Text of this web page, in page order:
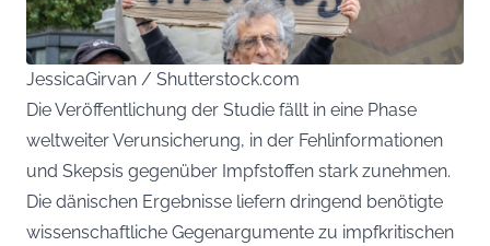
JessicaGirvan / Shutterstock.com
Die Veröffentlichung der Studie fällt in eine Phase
weltweiter Verunsicherung, in der Fehlinformationen
und Skepsis gegenüber Impfstoffen stark zunehmen.
Die dänischen Ergebnisse liefern dringend benötigte
wissenschaftliche Gegenargumente zu impfkritischen